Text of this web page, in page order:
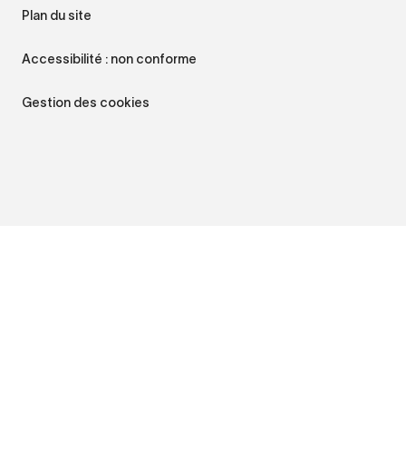
Plan du site
Accessibilité : non conforme
Gestion des cookies